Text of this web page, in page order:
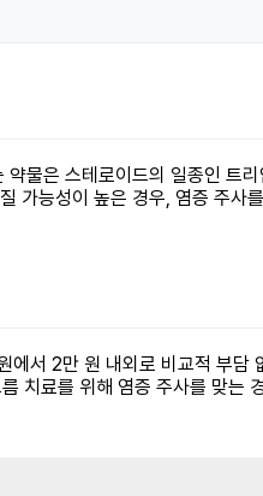
물은 스테로이드의 일종인 트
가능성이 높은 경우, 염증 주사
에서 2만 원 내외로 비교적 부담
치료를 위해 염증 주사를 맞는